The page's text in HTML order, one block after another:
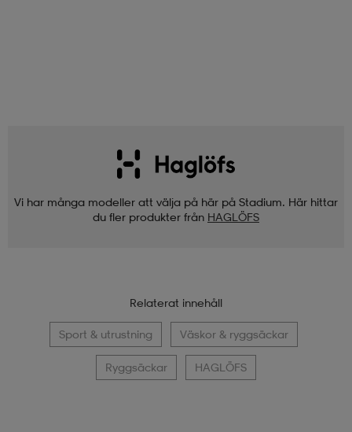
Vi har många modeller att välja på här på Stadium. Här hittar
du fler produkter från HAGLÖFS
Relaterat innehåll
Sport & utrustning Väskor & ryggsäckar
Ryggsäckar HAGLÖFS